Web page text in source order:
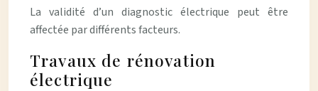
La validité d’un diagnostic électrique peut être
affectée par différents facteurs.
Travaux de rénovation
électrique